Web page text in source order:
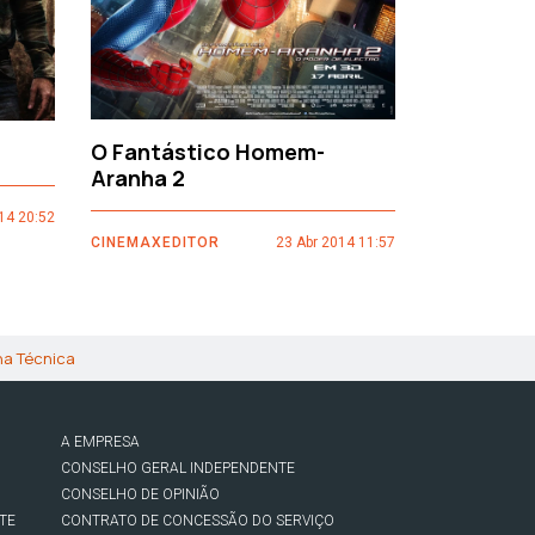
20:52
O Fantástico Homem-
Aranha 2
CINEMAXEDITOR 23 Abr 2014 11:57
Técnica
A EMPRESA
CONSELHO GERAL INDEPENDENTE
CONSELHO DE OPINIÃO
CONTRATO DE CONCESSÃO DO SERVIÇO